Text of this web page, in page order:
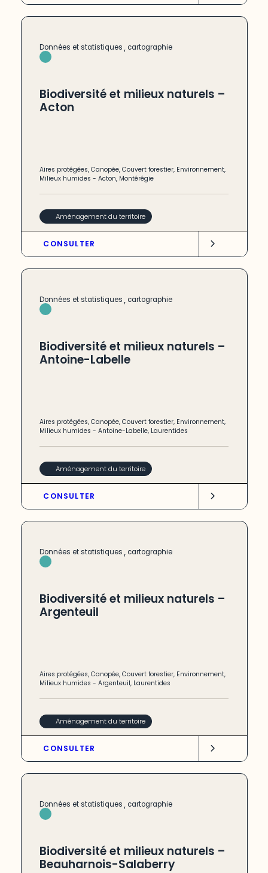
Données et statistiques, cartographie
Biodiversité et milieux naturels –
Acton
Aires protégées,Canopée,Couvert forestier, Environnement,
Milieux humides -Acton, Montérégie
Aménagement du territoire
CONSULTER
Données et statistiques, cartographie
Biodiversité et milieux naturels –
Antoine-Labelle
Aires protégées,Canopée,Couvert forestier, Environnement,
Milieux humides -Antoine-Labelle, Laurentides
Aménagement du territoire
CONSULTER
Données et statistiques, cartographie
Biodiversité et milieux naturels –
Argenteuil
Aires protégées,Canopée,Couvert forestier, Environnement,
Milieux humides -Argenteuil, Laurentides
Aménagement du territoire
CONSULTER
Données et statistiques, cartographie
Biodiversité et milieux naturels –
Beauharnois-Salaberry